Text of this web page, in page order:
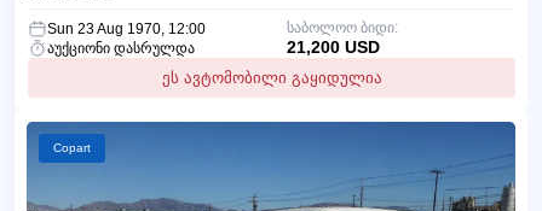
Sun 23 Aug 1970, 12:00
აუქციონი დასრულდა
ეს ავტომობილი გაყიდულია
საბოლოო ბიდი:
21,200 USD
Copart